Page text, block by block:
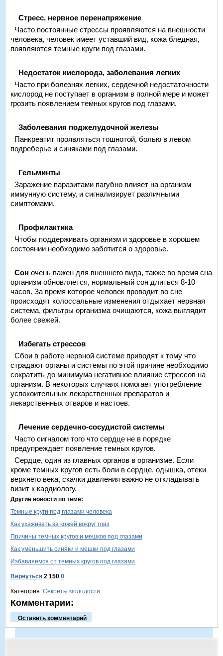
Стресс, нервное перенапряжение
Часто постоянные стрессы проявляются на внешности
человека, человек имеет уставший вид, кожа бледная,
появляются темные круги под глазами.
Недостаток кислорода, заболевания легких
Часто при болезнях легких, сердечной недостаточности
кислород не поступает в организм в полной мере и может
грозить появлением темных кругов под глазами.
Заболевания поджелудочной железы
Панкреатит проявляться тошнотой, болью в левом
подреберье и синяками под глазами.
Гельминты
Заражение паразитами пагубно влияет на организм
иммунную систему, и сигнализирует различными
симптомами.
Профилактика
Чтобы поддерживать организм и здоровье в хорошем
состоянии необходимо заботится о здоровье.
Сон очень важен для внешнего вида, также во время сна
организм обновляется, нормальный сон длиться 8-10
часов. За время которое человек проводит во сне
происходят колоссальные изменения отдыхает нервная
система, фильтры организма очищаются, кожа выглядит
более свежей.
Избегать стрессов
Сбои в работе нервной системе приводят к тому что
страдают органы и системы по этой причине необходимо
сократить до минимума негативное влияние стрессов на
организм. В некоторых случаях помогает употребление
успокоительных лекарственных препаратов и
лекарственных отваров и настоев.
Лечение сердечно-сосудистой системы
Часто сигналом того что сердце не в порядке
предупреждает появление темных кругов.
Сердце, один из главных органов в организме. Если
кроме темных кругов есть боли в сердце, одышка, отеки
верхнего века, скачки давления важно не откладывать
визит к кардиологу.
Другие новости по теме:
Темные круги под глазами человека
Как ухаживать за кожей вокруг глаз
Причины темных кругов и мешков под глазами
Как уменьшить синяки и мешки под глазами
Избавляемся от темных кругов под глазами
Вернуться 2 150 0
Категория: Секреты молодости
Комментарии:
Оставить комментарий